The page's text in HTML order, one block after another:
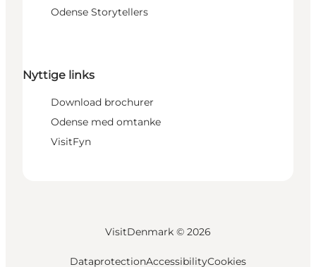
Odense Storytellers
Nyttige links
Download brochurer
Odense med omtanke
VisitFyn
VisitDenmark © 2026
DataprotectionAccessibilityCookies